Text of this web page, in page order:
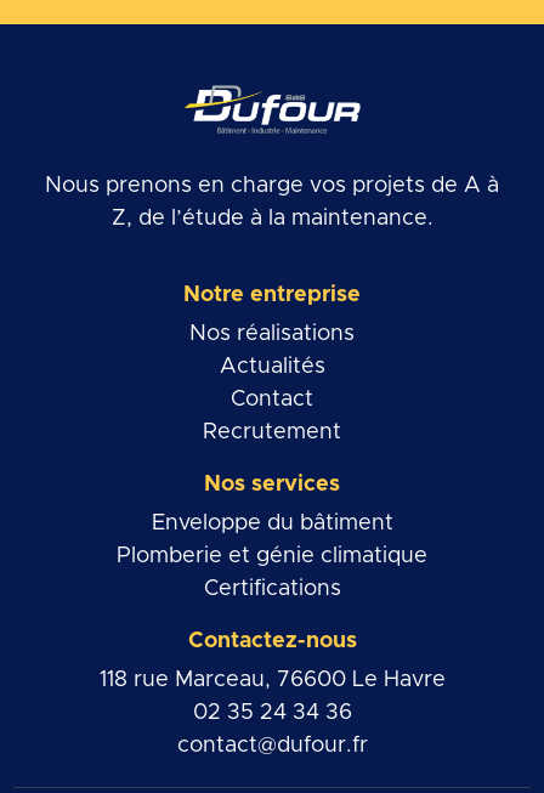
Nous prenons en charge vos projets de A à
Z, de l’étude à la maintenance.
Notre entreprise
Nos réalisations
Actualités
Contact
Recrutement
Nos services
Enveloppe du bâtiment
Plomberie et génie climatique
Certifications
Contactez-nous
118 rue Marceau, 76600 Le Havre
02 35 24 34 36
contact@dufour.fr